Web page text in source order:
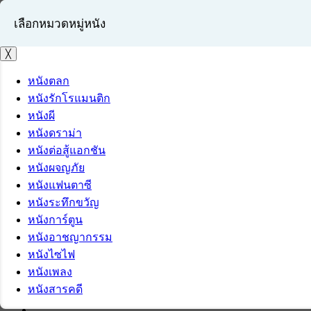
เข้าสู่ระบบ
สมัครสมาชิก
เลือกหมวดหมู่หนัง
╳
หนังตลก
หนังรักโรแมนติก
หนังผี
หนังดราม่า
หนังต่อสู้แอกชัน
หนังผจญภัย
หนังแฟนตาซี
หนังระทึกขวัญ
หนังการ์ตูน
หนังอาชญากรรม
หนังไซไฟ
หนังเพลง
หนังสารคดี